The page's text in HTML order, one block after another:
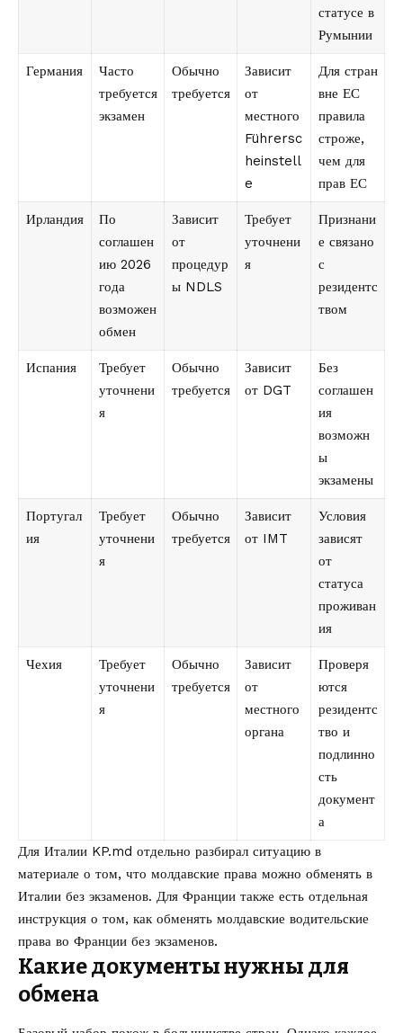
статусе в
Румынии
Германия
Часто
требуется
экзамен
Обычно
требуется
Зависит
от
местного
Führersc
heinstell
e
Для стран
вне ЕС
правила
строже,
чем для
прав ЕС
Ирландия
По
соглашен
ию 2026
года
возможен
обмен
Зависит
от
процедур
ы NDLS
Требует
уточнени
я
Признани
е связано
с
резидентс
твом
Испания
Требует
уточнени
я
Обычно
требуется
Зависит
от DGT
Без
соглашен
ия
возможн
ы
экзамены
Португал
ия
Требует
уточнени
я
Обычно
требуется
Зависит
от IMT
Условия
зависят
от
статуса
проживан
ия
Чехия
Требует
уточнени
я
Обычно
требуется
Зависит
от
местного
органа
Проверя
ются
резидентс
тво и
подлинно
сть
документ
а
Для Италии KP.md отдельно разбирал ситуацию в
материале о том, что молдавские права можно обменять в
Италии без экзаменов. Для Франции также есть отдельная
инструкция о том, как обменять молдавские водительские
права во Франции без экзаменов.
Какие документы нужны для
обмена